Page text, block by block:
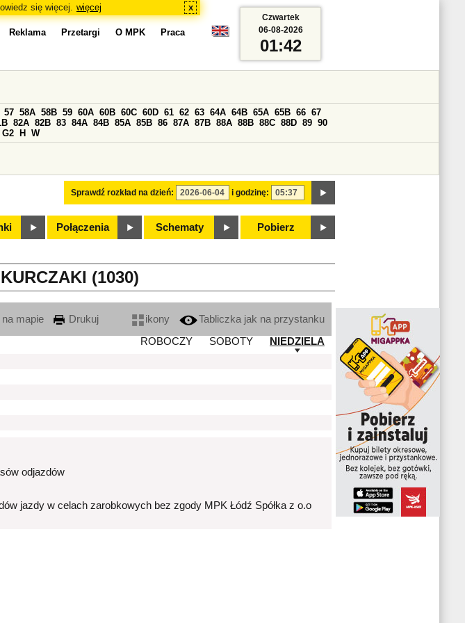
się więcej. więcej x
Reklama Przetargi O MPK Praca
Sprawdź rozkład na dzień: i godzinę:
57 58A 58B 59 60A 60B 60C 60D 61 62 63 64A 64B 65A 65B 66 67
82A 82B 83 84A 84B 85A 85B 86 87A 87B 88A 88B 88C 88D 89 90
G2 H W
Połączenia Schematy Pobierz
Czwartek
06-08-2026
01:42
(1030)
na mapie Drukuj ikony
Tabliczka jak na przystanku
ROBOCZY
SOBOTY
NIEDZIELA
odjazdów
jazdy w celach zarobkowych bez zgody MPK Łódź Spółka z o.o